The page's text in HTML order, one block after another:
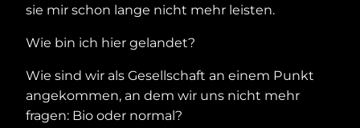
sie mir schon lange nicht mehr leisten.
Wie bin ich hier gelandet?
Wie sind wir als Gesellschaft an einem Punkt
angekommen, an dem wir uns nicht mehr
fragen: Bio oder normal?